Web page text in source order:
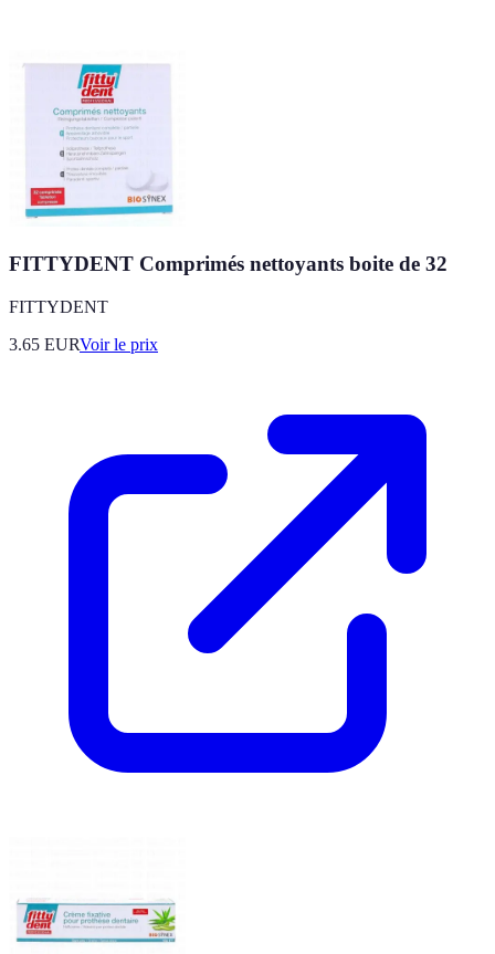
FITTYDENT Comprimés nettoyants boite de 32
FITTYDENT
3.65 EURVoir le prix